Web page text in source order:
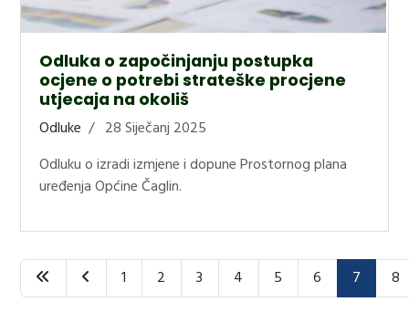
Odluka o započinjanju postupka
ocjene o potrebi strateške procjene
utjecaja na okoliš
Odluke
28 Siječanj 2025
Odluku o izradi izmjene i dopune Prostornog plana
uređenja Općine Čaglin.
1 2 3 4 5 6 7 8